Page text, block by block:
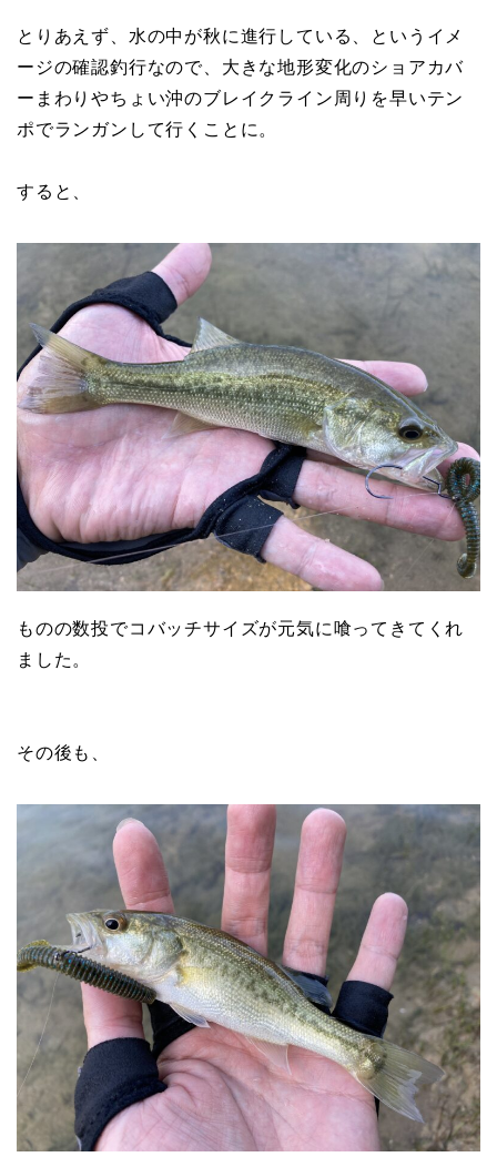
とりあえず、水の中が秋に進行している、というイメ
ージの確認釣行なので、大きな地形変化のショアカバ
ーまわりやちょい沖のブレイクライン周りを早いテン
ポでランガンして行くことに。
すると、
ものの数投でコバッチサイズが元気に喰ってきてくれ
ました。
その後も、